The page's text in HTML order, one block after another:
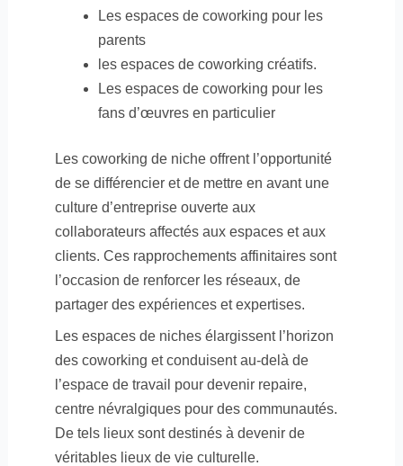
Les espaces de coworking pour les
parents
les espaces de coworking créatifs.
Les espaces de coworking pour les
fans d’œuvres en particulier
Les coworking de niche offrent l’opportunité
de se différencier et de mettre en avant une
culture d’entreprise ouverte aux
collaborateurs affectés aux espaces et aux
clients. Ces rapprochements affinitaires sont
l’occasion de renforcer les réseaux, de
partager des expériences et expertises.
Les espaces de niches élargissent l’horizon
des coworking et conduisent au-delà de
l’espace de travail pour devenir repaire,
centre névralgiques pour des communautés.
De tels lieux sont destinés à devenir de
véritables lieux de vie culturelle.